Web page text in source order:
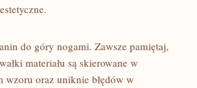
do góry nogami. Zawsze pamiętaj,⁢
materiału są skierowane w
wzoru oraz uniknie błędów ​w